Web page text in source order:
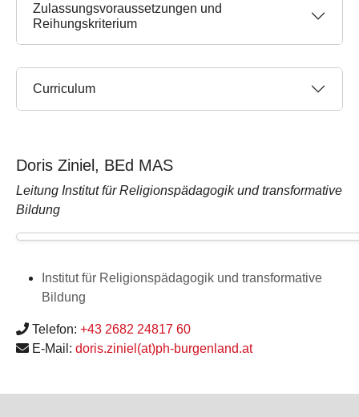
Zulassungsvoraussetzungen und
Reihungskriterium
Curriculum
Doris Ziniel, BEd MAS
Leitung Institut für Religionspädagogik und transformative
Bildung
Institut für Religionspädagogik und transformative
Bildung
Telefon: +43 2682 24817 60
E-Mail: doris.ziniel(at)ph-burgenland.at